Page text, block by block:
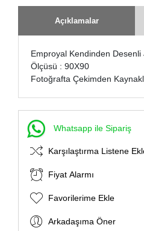
Açıklamalar
Emproyal Kendinden
Ölçüsü : 90X90
Fotoğrafta Çekimden
Whatsapp ile Sipariş
Karşılaştırma Listene
Fiyat Alarmı
Favorilerime Ekle
Arkadaşıma Öner